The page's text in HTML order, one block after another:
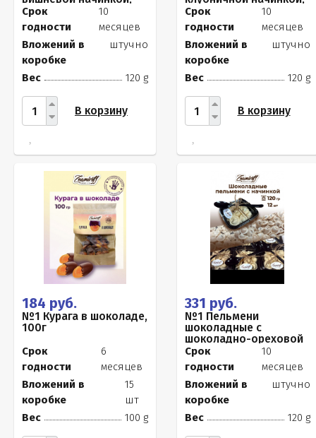
120г
Срок
годности
10
месяцев
Вложений в
коробке
штучно
Вес 120 g
В корзину
120г
Срок
годности
10
месяцев
Вложений в
коробке
штучно
Вес 120 g
В корзину
184 руб.
№1 Курага в шоколаде,
100г
Срок
годности
6
месяцев
Вложений в
коробке
15
шт
Вес
100 g
331 руб.
№1 Пельмени
шоколадные с
шоколадно-ореховой
начинкой, 120г
Срок
годности
10
месяцев
Вложений в
коробке
штучно
Вес 120 g